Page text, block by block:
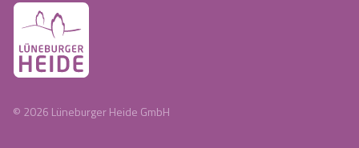
© 2026 Lüneburger Heide GmbH